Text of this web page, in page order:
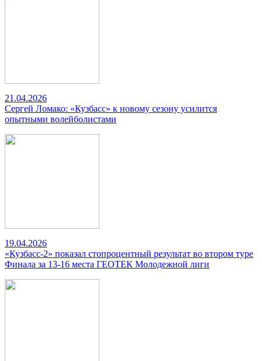
21.04.2026
Сергей Ломако: «Кузбасс» к новому сезону усилится
опытными волейболистами
19.04.2026
«Кузбасс-2» показал стопроцентный результат во втором туре
Финала за 13-16 места ГЕОТЕК Молодежной лиги